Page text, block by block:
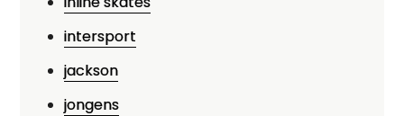
intersport
jackson
jongens